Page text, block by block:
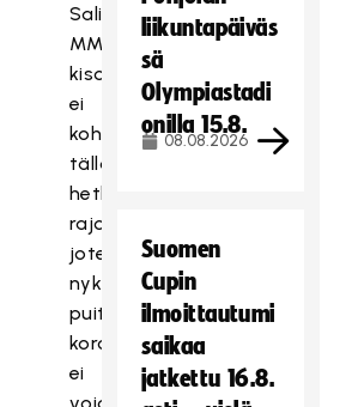
Salibandyn
MM-
kisoihin
ei
kohdistu
tällä
hetkellä
rajoitustoimenpiteitä,
joten
nykylainsäädännön
puitteissa
koronapassia
ei
liikuntapäiväs
sä
Olympiastadi
onilla 15.8.
08.08.2026
Suomen
Cupin
ilmoittautumi
saikaa
jatkettu 16.8.